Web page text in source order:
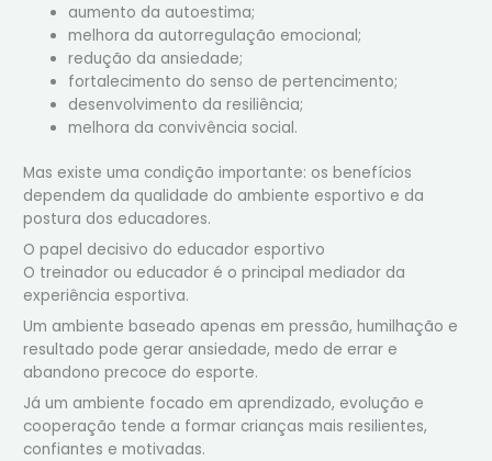
aumento da autoestima;
melhora da autorregulação emocional;
redução da ansiedade;
fortalecimento do senso de pertencimento;
desenvolvimento da resiliência;
melhora da convivência social.
Mas existe uma condição importante: os benefícios
dependem da qualidade do ambiente esportivo e da
postura dos educadores.
O papel decisivo do educador esportivo
O treinador ou educador é o principal mediador da
experiência esportiva.
Um ambiente baseado apenas em pressão, humilhação e
resultado pode gerar ansiedade, medo de errar e
abandono precoce do esporte.
Já um ambiente focado em aprendizado, evolução e
cooperação tende a formar crianças mais resilientes,
confiantes e motivadas.